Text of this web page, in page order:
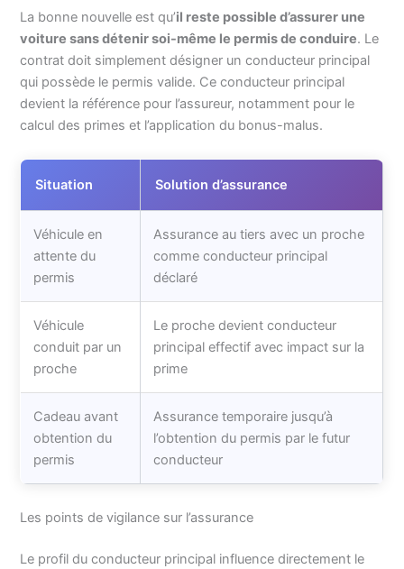
La bonne nouvelle est qu’il reste possible d’assurer une
voiture sans détenir soi-même le permis de conduire. Le
contrat doit simplement désigner un conducteur principal
qui possède le permis valide. Ce conducteur principal
devient la référence pour l’assureur, notamment pour le
calcul des primes et l’application du bonus-malus.
Situation Solution d’assurance
Véhicule en
attente du
permis
Assurance au tiers avec un proche
comme conducteur principal
déclaré
Véhicule
conduit par un
proche
Le proche devient conducteur
principal effectif avec impact sur la
prime
Cadeau avant
obtention du
permis
Assurance temporaire jusqu’à
l’obtention du permis par le futur
conducteur
Les points de vigilance sur l’assurance
Le profil du conducteur principal influence directement le